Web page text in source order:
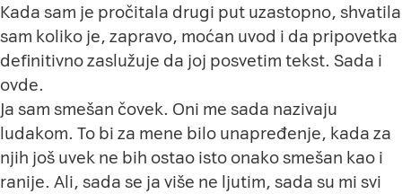
Kada sam je pročitala drugi put uzastopno, shvatila
sam koliko je, zapravo, moćan uvod i da pripovetka
definitivno zaslužuje da joj posvetim tekst. Sada i
ovde.
Ja sam smešan čovek. Oni me sada nazivaju
ludakom. To bi za mene bilo unapređenje, kada za
njih još uvek ne bih ostao isto onako smešan kao i
ranije. Ali, sada se ja više ne ljutim, sada su mi svi